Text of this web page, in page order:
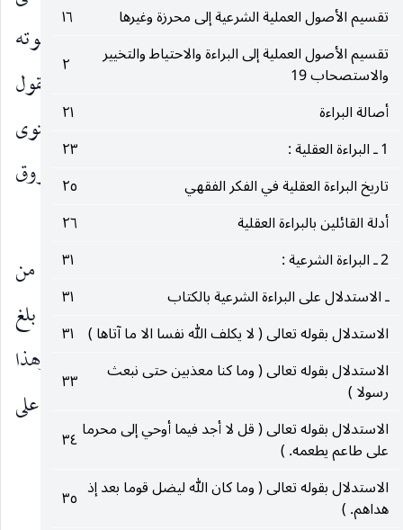
تقسيم الأصول العملية الشرعية إلى محرزة وغيرها
١٦
تقسيم الأصول العملية إلى البراءة والاحتياط والتخيير
والاستصحاب 19
٢
أصالة البراءة
٢١
1 ـ البراءة العقلية :
٢٣
تاريخ البراءة العقلية في الفكر الفقهي
٢٥
أدلة القائلين بالبراءة العقلية
٢٦
2 ـ البراءة الشرعية :
٣١
ـ الاستدلال على البراءة الشرعية بالكتاب
٣١
الاستدلال بقوله تعالى ( لا يكلف الله نفسا الا ما آتاها ) ٣١
الاستدلال بقوله تعالى ( وما كنا معذبين حتى نبعث
رسولا )
٣٣
الاستدلال بقوله تعالى ( قل لا أجد فيما أوحي إلى محرما
على طاعم يطعمه. )
٣٤
الاستدلال بقوله تعالى ( وما كان الله ليضل قوما بعد إذ
هداهم. )
٣٥
القول باستحباب العمل البالغ عليه الثواب فلا بد في ثبوته
للمقلدين من بلوغهم ذلك ـ وهذا الفرق ثابت بين القول
بالاستحباب والقول بالأمر الطريقي على مستوى
الاحتياط في موارد بلوغ الثواب أيضا بخلاف الفروق
السابقة ـ.
الجهة الثالثة ـ
في تحقيق ما اختلف فيه المحققون من
شمول اخبار من بلغ لغير فرض الإتيان بالعمل الّذي بلغ
عليه الثواب بداعي الانقياد وبلوغ ذلك الثواب ، وهذا
يرتبط بملاحظة ما ذكر من دعوى وجود القرينة على
تقيدها بفرض الانقياد.
وتلك القرينة يمكن ان تكون أحد امرين :